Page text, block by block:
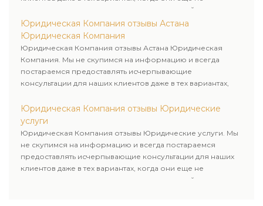
пользовались юридическими услугами нашей компании.
Юридическая Компания отзывы Астана
Юридическая Компания
Юридическая Компания отзывы Астана Юридическая
Компания. Мы не скупимся на информацию и всегда
постараемся предоставлять исчерпывающие
консультации для наших клиентов даже в тех вариантах,
нашей компании.
Юридическая Компания отзывы Юридические
услуги
Юридическая Компания отзывы Юридические услуги. Мы
не скупимся на информацию и всегда постараемся
предоставлять исчерпывающие консультации для наших
клиентов даже в тех вариантах, когда они еще не
пользовались юридическими услугами нашей компании.